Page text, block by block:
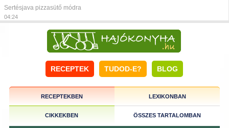
Sertésjava pizzasütő módra
04:24
RECEPTEK TUDOD-E? BLOG
RECEPTEKBEN LEXIKONBAN
CIKKEKBEN ÖSSZES TARTALOMBAN